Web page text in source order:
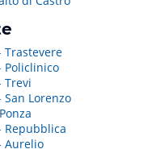
Trastevere
Policlinico
Trevi
San Lorenzo
Repubblica
Aurelio